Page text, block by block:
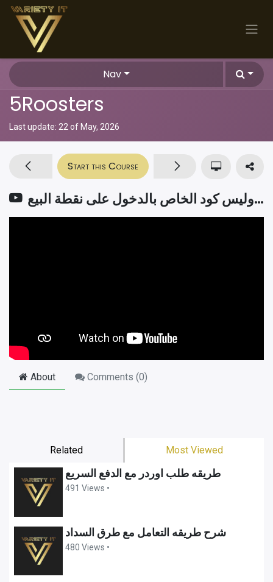
Skip to Content
Nav
5Roosters
Last update: 22 of May, 2026
Related Most Viewed
طريقه طلب اوردر مع الدفع السريع
491 Views •
شرح طريقه التعامل مع طرق السداد
480 Views •
طريقة تغير باسورد اليوزر الاساسي وليس كود الخاص بالدخول على نقطة البيع
Start this Course
About Comments (0)